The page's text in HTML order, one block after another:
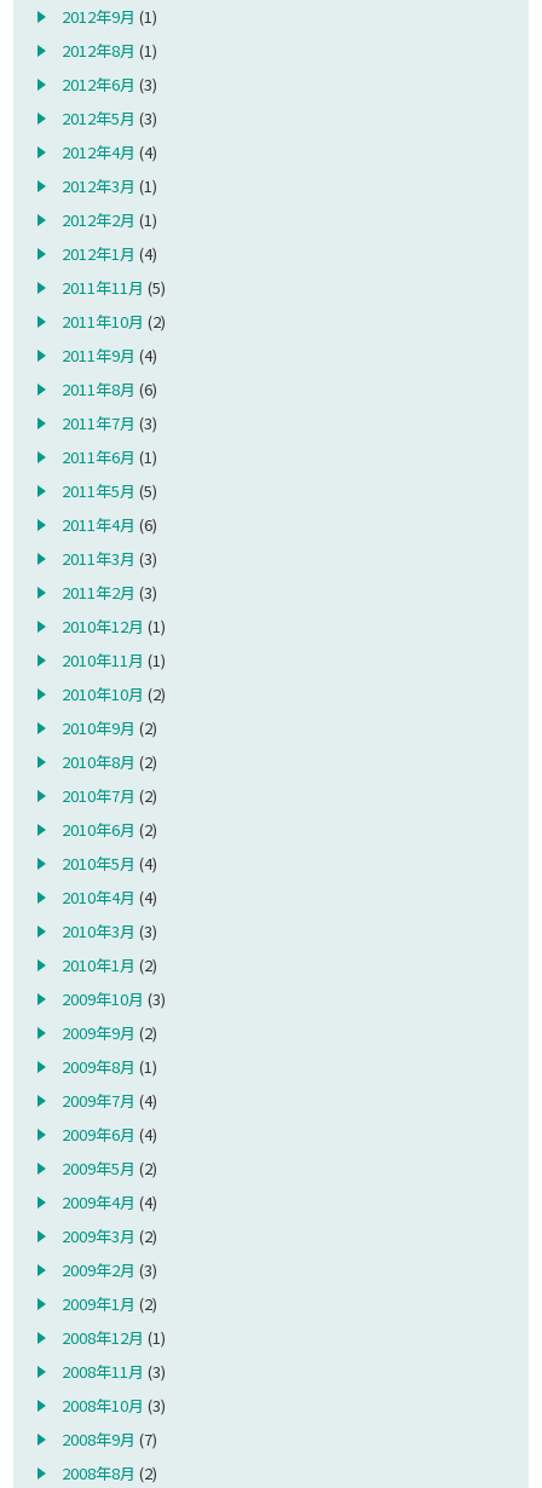
2012年9月 (1)
2012年8月 (1)
2012年6月 (3)
2012年5月 (3)
2012年4月 (4)
2012年3月 (1)
2012年2月 (1)
2012年1月 (4)
2011年11月 (5)
2011年10月 (2)
2011年9月 (4)
2011年8月 (6)
2011年7月 (3)
2011年6月 (1)
2011年5月 (5)
2011年4月 (6)
2011年3月 (3)
2011年2月 (3)
2010年12月 (1)
2010年11月 (1)
2010年10月 (2)
2010年9月 (2)
2010年8月 (2)
2010年7月 (2)
2010年6月 (2)
2010年5月 (4)
2010年4月 (4)
2010年3月 (3)
2010年1月 (2)
2009年10月 (3)
2009年9月 (2)
2009年8月 (1)
2009年7月 (4)
2009年6月 (4)
2009年5月 (2)
2009年4月 (4)
2009年3月 (2)
2009年2月 (3)
2009年1月 (2)
2008年12月 (1)
2008年11月 (3)
2008年10月 (3)
2008年9月 (7)
2008年8月 (2)